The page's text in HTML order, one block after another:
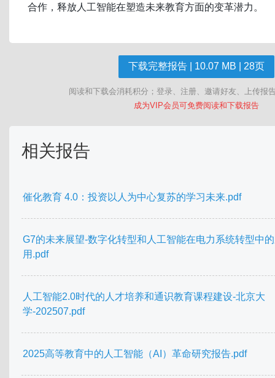
合作，释放人工智能在塑造未来教育方面的变革潜力。
下载完整报告 | 10.07 MB | 28页
阅读和下载会消耗积分；登录、注册、邀请好友、上传报
成为VIP会员可免费阅读和下载报告
相关报告
催化教育 4.0：投资以人为中心复苏的学习未来.pdf
G7的未来展望-数字化转型和人工智能在电力系统转型中
用.pdf
人工智能2.0时代的人才培养和通识教育课程建设-北京大
学-202507.pdf
2025高等教育中的人工智能（AI）革命研究报告.pdf